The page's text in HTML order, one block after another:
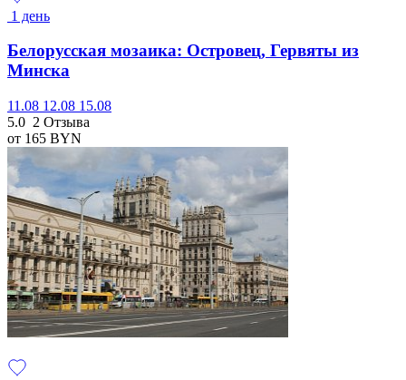
1 день
Белорусская мозаика: Островец, Гервяты из
Минска
11.08 12.08 15.08
5.0 2 Отзыва
от 165 BYN